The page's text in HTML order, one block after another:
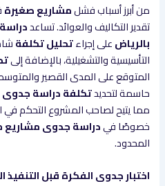
من أبرز أسباب فشلمشاريع صغيرة
تقدير التكاليف والعوائد. تساعد
بالرياضعلى إجراءتحليل تكلفة
التأسيسية والتشغيلية، بالإضافة إلى
المتوقع على المدى القصير
حاسمة لتحديدتكلفة دراسة
مما يتيح لصاحب المشروع التحكم في
خصوصًا فيدراسة جدوى مشاريع
المحدود.
اختبار جدوى الفكرة قبل التنفيذ